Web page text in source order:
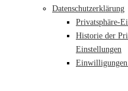
Datenschutzerklärung
Privatsphäre-
Historie der
Einstellungen